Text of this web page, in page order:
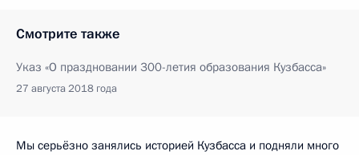
Смотрите также
Указ «О праздновании 300-летия образования Кузбасса»
27 августа 2018 года
Мы серьёзно занялись историей Кузбасса и подняли много